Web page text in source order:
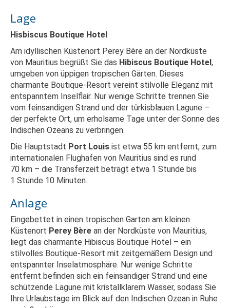
Lage
Hisbiscus Boutique Hotel
Am idyllischen Küstenort Perey Bère an der Nordküste
von Mauritius begrüßt Sie das Hibiscus Boutique Hotel,
umgeben von üppigen tropischen Gärten. Dieses
charmante Boutique-Resort vereint stilvolle Eleganz mit
entspanntem Inselflair. Nur wenige Schritte trennen Sie
vom feinsandigen Strand und der türkisblauen Lagune –
der perfekte Ort, um erholsame Tage unter der Sonne des
Indischen Ozeans zu verbringen.
Die Hauptstadt Port Louis ist etwa 55 km entfernt, zum
internationalen Flughafen von Mauritius sind es rund
70 km – die Transferzeit beträgt etwa 1 Stunde bis
1 Stunde 10 Minuten.
Anlage
Eingebettet in einen tropischen Garten am kleinen
Küstenort Perey Bère an der Nordküste von Mauritius,
liegt das charmante Hibiscus Boutique Hotel – ein
stilvolles Boutique‑Resort mit zeitgemäßem Design und
entspannter Inselatmosphäre. Nur wenige Schritte
entfernt befinden sich ein feinsandiger Strand und eine
schützende Lagune mit kristallklarem Wasser, sodass Sie
Ihre Urlaubstage im Blick auf den Indischen Ozean in Ruhe